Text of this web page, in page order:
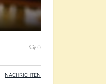
0
NACHRICHTEN